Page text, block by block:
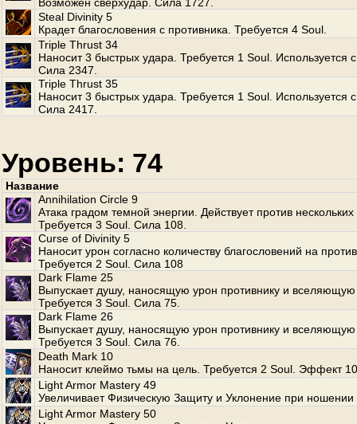
Steal Divinity 5
Крадет благословения с противника. Требуется 4 Soul.
Triple Thrust 34
Наносит 3 быстрых удара. Требуется 1 Soul. Используется
Сила 2347.
Triple Thrust 35
Наносит 3 быстрых удара. Требуется 1 Soul. Используется
Сила 2417.
Уровень: 74
Название
Annihilation Circle 9
Атака градом темной энергии. Действует против
Требуется 3 Soul. Сила 108.
Curse of Divinity 5
Наносит урон согласно количеству благословений на
Требуется 2 Soul. Сила 108
Dark Flame 25
Выпускает душу, наносящую урон противнику и вселяющую
Требуется 3 Soul. Сила 75.
Dark Flame 26
Выпускает душу, наносящую урон противнику и вселяющую
Требуется 3 Soul. Сила 76.
Death Mark 10
Наносит клеймо тьмы на цель. Требуется 2 Soul. Эффект
Light Armor Mastery 49
Увеличивает Физическую Защиту и Уклонение при ношении
Light Armor Mastery 50